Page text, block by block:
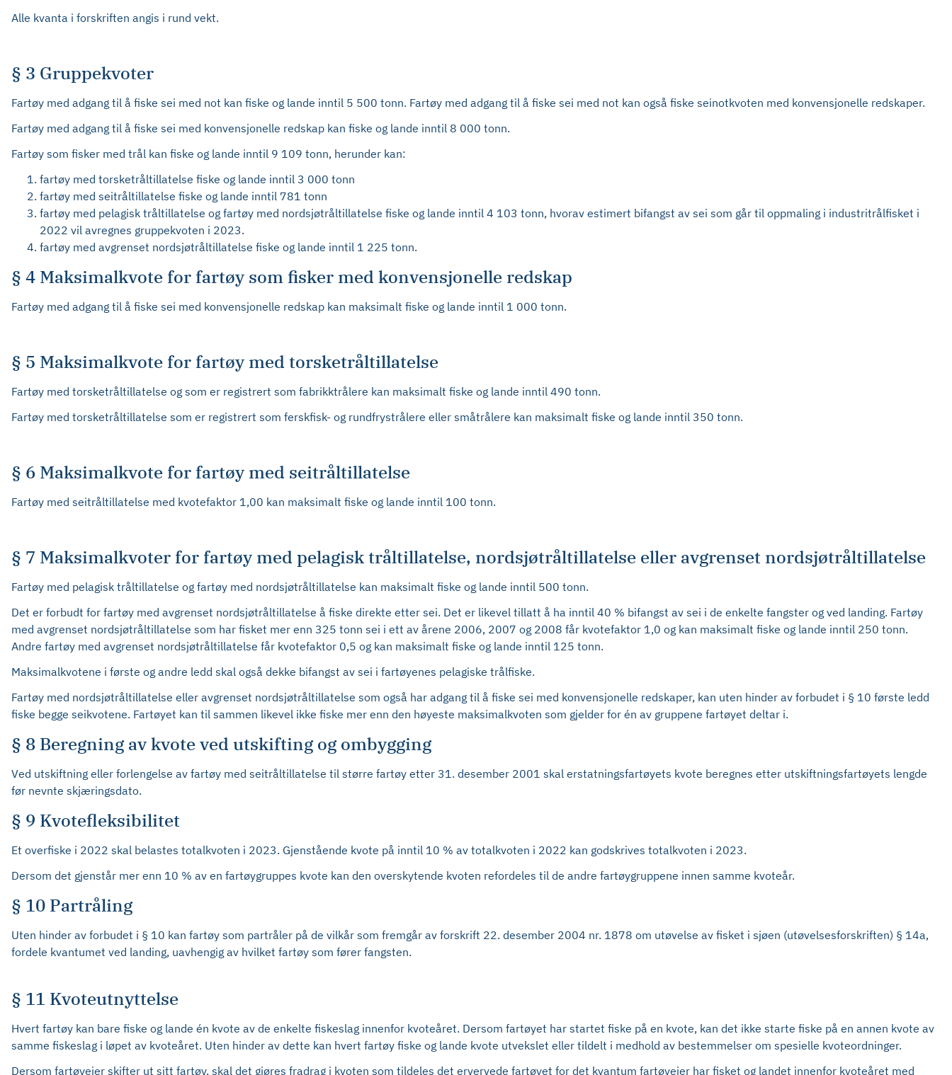
Alle kvanta i forskriften angis i rund vekt.
§ 3 Gruppekvoter
Fartøy med adgang til å fiske sei med not kan fiske og lande inntil 5 500 tonn. Fartøy med adgang til å fiske sei med not kan også fiske seinotkvoten med konvensjonelle redskaper.
Fartøy med adgang til å fiske sei med konvensjonelle redskap kan fiske og lande inntil 8 000 tonn.
Fartøy som fisker med trål kan fiske og lande inntil 9 109 tonn, herunder kan:
fartøy med torsketråltillatelse fiske og lande inntil 3 000 tonn
fartøy med seitråltillatelse fiske og lande inntil 781 tonn
fartøy med pelagisk tråltillatelse og fartøy med nordsjøtråltillatelse fiske og lande inntil 4 103 tonn, hvorav estimert bifangst av sei som går til oppmaling i industritrålfisket i
2022 vil avregnes gruppekvoten i 2023.
fartøy med avgrenset nordsjøtråltillatelse fiske og lande inntil 1 225 tonn.
§ 4 Maksimalkvote for fartøy som fisker med konvensjonelle redskap
Fartøy med adgang til å fiske sei med konvensjonelle redskap kan maksimalt fiske og lande inntil 1 000 tonn.
§ 5 Maksimalkvote for fartøy med torsketråltillatelse
Fartøy med torsketråltillatelse og som er registrert som fabrikktrålere kan maksimalt fiske og lande inntil 490 tonn.
Fartøy med torsketråltillatelse som er registrert som ferskfisk- og rundfrystrålere eller småtrålere kan maksimalt fiske og lande inntil 350 tonn.
§ 6 Maksimalkvote for fartøy med seitråltillatelse
Fartøy med seitråltillatelse med kvotefaktor 1,00 kan maksimalt fiske og lande inntil 100 tonn.
§ 7 Maksimalkvoter for fartøy med pelagisk tråltillatelse, nordsjøtråltillatelse eller avgrenset nordsjøtråltillatelse
Fartøy med pelagisk tråltillatelse og fartøy med nordsjøtråltillatelse kan maksimalt fiske og lande inntil 500 tonn.
Det er forbudt for fartøy med avgrenset nordsjøtråltillatelse å fiske direkte etter sei. Det er likevel tillatt å ha inntil 40 % bifangst av sei i de enkelte fangster og ved landing. Fartøy
med avgrenset nordsjøtråltillatelse som har fisket mer enn 325 tonn sei i ett av årene 2006, 2007 og 2008 får kvotefaktor 1,0 og kan maksimalt fiske og lande inntil 250 tonn.
Andre fartøy med avgrenset nordsjøtråltillatelse får kvotefaktor 0,5 og kan maksimalt fiske og lande inntil 125 tonn.
Maksimalkvotene i første og andre ledd skal også dekke bifangst av sei i fartøyenes pelagiske trålfiske.
Fartøy med nordsjøtråltillatelse eller avgrenset nordsjøtråltillatelse som også har adgang til å fiske sei med konvensjonelle redskaper, kan uten hinder av forbudet i § 10 første ledd
fiske begge seikvotene. Fartøyet kan til sammen likevel ikke fiske mer enn den høyeste maksimalkvoten som gjelder for én av gruppene fartøyet deltar i.
§ 8 Beregning av kvote ved utskifting og ombygging
Ved utskiftning eller forlengelse av fartøy med seitråltillatelse til større fartøy etter 31. desember 2001 skal erstatningsfartøyets kvote beregnes etter utskiftningsfartøyets lengde
før nevnte skjæringsdato.
§ 9 Kvotefleksibilitet
Et overfiske i 2022 skal belastes totalkvoten i 2023. Gjenstående kvote på inntil 10 % av totalkvoten i 2022 kan godskrives totalkvoten i 2023.
Dersom det gjenstår mer enn 10 % av en fartøygruppes kvote kan den overskytende kvoten refordeles til de andre fartøygruppene innen samme kvoteår.
§ 10 Partråling
Uten hinder av forbudet i § 10 kan fartøy som partråler på de vilkår som fremgår av forskrift 22. desember 2004 nr. 1878 om utøvelse av fisket i sjøen (utøvelsesforskriften) § 14a,
fordele kvantumet ved landing, uavhengig av hvilket fartøy som fører fangsten.
§ 11 Kvoteutnyttelse
Hvert fartøy kan bare fiske og lande én kvote av de enkelte fiskeslag innenfor kvoteåret. Dersom fartøyet har startet fiske på en kvote, kan det ikke starte fiske på en annen kvote av
samme fiskeslag i løpet av kvoteåret. Uten hinder av dette kan hvert fartøy fiske og lande kvote utvekslet eller tildelt i medhold av bestemmelser om spesielle kvoteordninger.
Dersom fartøyeier skifter ut sitt fartøy, skal det gjøres fradrag i kvoten som tildeles det ervervede fartøyet for det kvantum fartøyeier har fisket og landet innenfor kvoteåret med